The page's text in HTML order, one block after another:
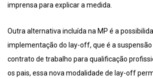
imprensa para explicar a medida.
Outra alternativa incluída na MP é a
implementação do lay-off, que é a
contrato de trabalho para qualificação
os pais, essa nova modalidade de lay-off